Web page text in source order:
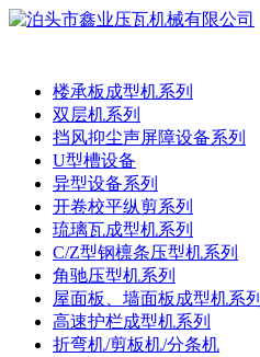
楼承板成型机系列
双层机系列
挡风抑尘声屏障设备系列
U型槽设备
异型设备系列
开卷校平纵剪系列
琉璃瓦成型机系列
C/Z型钢檩条压型机系列
角驰压型机系列
屋面板、墙面板成型机系列
高速护栏成型机系列
折弯机/剪板机/分条机